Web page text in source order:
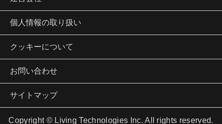
個人情報の取り扱い
クッキーについて
お問い合わせ
サイトマップ
Copyright © Living Technologies Inc. All rights reserved.